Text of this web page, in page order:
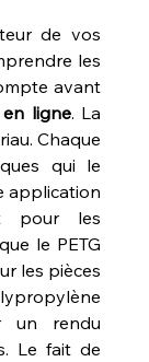
de vos
les
avant
ligne. La
Chaque
qui le
application
pour les
le PETG
les pièces
un rendu
Le fait de